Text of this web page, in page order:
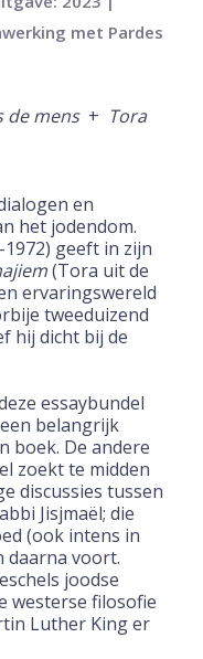
met Pardes
de mens+ Tora
en
het jodendom.
1972) geeft in zijn
(Tora uit de
ervaringswereld
tweeduizend
hij dicht bij de
essaybundel
belangrijk
boek. De andere
zoekt te midden
discussies tussen
Jisjmaël; die
(ook intens in
daarna voort.
joodse
westerse filosofie
Luther King er